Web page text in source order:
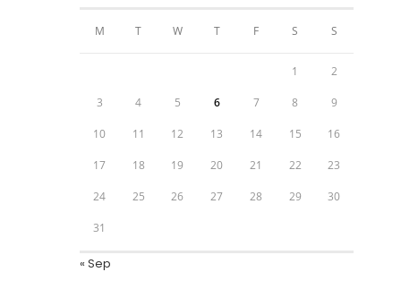
M T W T F S S
1 2
3 4 5 6 7 8 9
10 11 12 13 14 15 16
17 18 19 20 21 22 23
24 25 26 27 28 29 30
31
« Sep